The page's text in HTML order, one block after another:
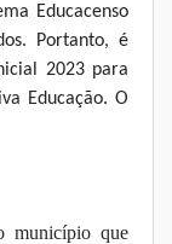
Educacenso
Portanto, é
2023 para
Educação. O
município que